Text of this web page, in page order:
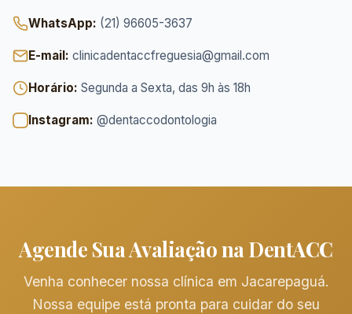
WhatsApp: (21) 96605-3637
E-mail: clinicadentaccfreguesia@gmail.com
Horário: Segunda a Sexta, das 9h às 18h
Instagram: @dentaccodontologia
Agende Sua Avaliação na DentACC
Venha conhecer nossa clínica em Jacarepaguá.
Nossa equipe está pronta para cuidar do seu